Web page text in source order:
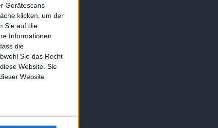
Gerätescans
klicken, um der
Sie auf die
Informationen
die
Sie das Recht
Website. Sie
Website